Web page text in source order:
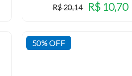
R$ 20,14 R$ 10,70
50% OFF